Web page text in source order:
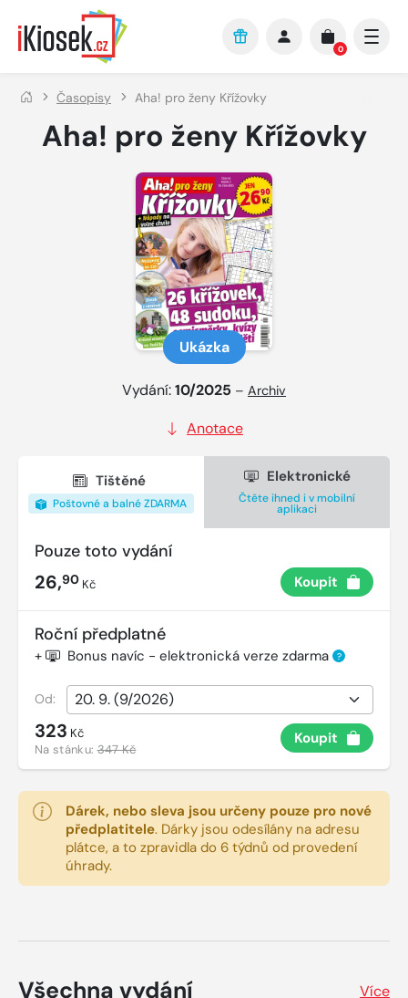
Přejít na hlavní obsah
0
Časopisy Aha! pro ženy Křížovky
Aha! pro ženy Křížovky
Ukázka
Vydání:10/2025 – Archiv
Anotace
Tištěné
Poštovné a balné ZDARMA
Elektronické
Čtěte ihned i v mobilní
aplikaci
Pouze toto vydání
26,90 Kč Koupit
Roční předplatné
+ Bonus navíc - elektronická verze zdarma ?
Od:
323 Kč
Na stánku:347 Kč
Koupit
Dárek, nebo sleva jsou určeny pouze pro nové
předplatitele. Dárky jsou odesílány na adresu
plátce, a to zpravidla do 6 týdnů od provedení
úhrady.
Všechna vydání Více